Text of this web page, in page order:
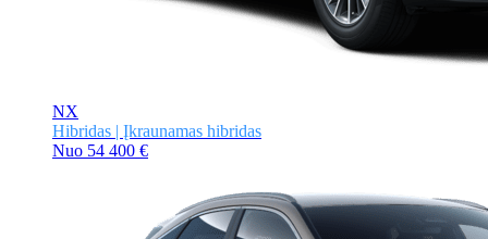
NX
Hibridas | Įkraunamas hibridas
Nuo 54 400 €